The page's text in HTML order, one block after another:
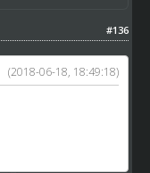
#136
(2018-06-18, 18:49:18)